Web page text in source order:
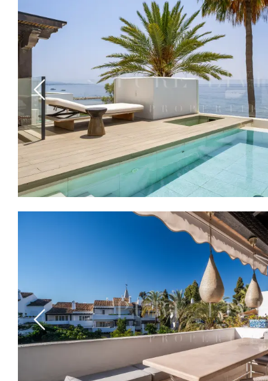
Previous
Previous